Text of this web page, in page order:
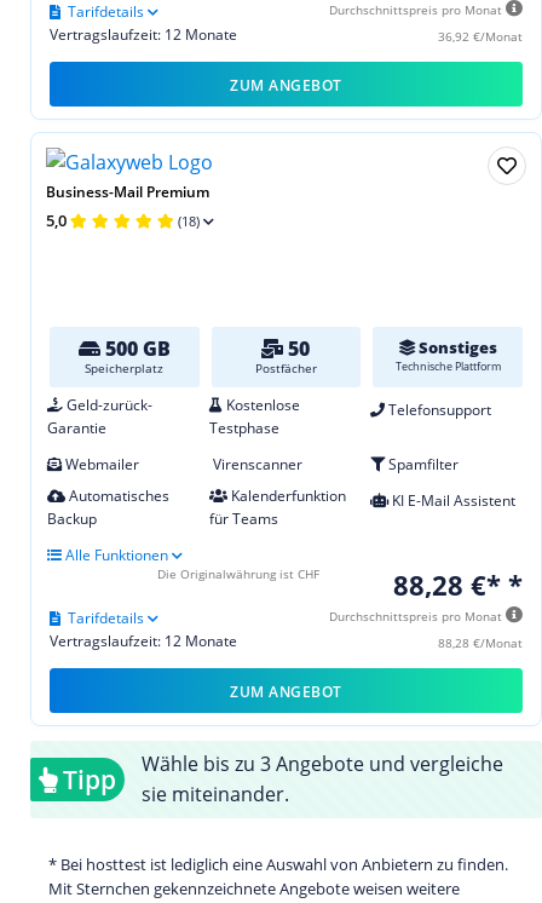
Durchschnittspreis pro Monat
36,92 €/Monat
Vertragslaufzeit: 12 Monate
Tarifdetails
ZUM ANGEBOT
Business-Mail Premium
5,0 (18)
500 GB
Speicherplatz
50
Postfächer
Sonstiges
Technische Plattform
Geld-zurück-
Garantie
Kostenlose
Testphase
Telefonsupport
Webmailer Virenscanner
Spamfilter
Automatisches
Backup
Kalenderfunktion
für Teams
KI E-Mail Assistent
Alle Funktionen
88,28 €* *
Durchschnittspreis pro Monat
88,28 €/Monat
Vertragslaufzeit: 12 Monate
Tarifdetails
Die Originalwährung ist CHF
ZUM ANGEBOT
Tipp
Wähle bis zu 3 Angebote und vergleiche
sie miteinander.
* Bei hosttest ist lediglich eine Auswahl von Anbietern zu finden.
Mit Sternchen gekennzeichnete Angebote weisen weitere